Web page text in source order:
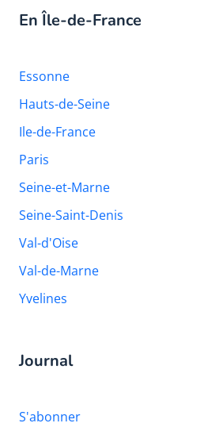
En Île-de-France
Essonne
Hauts-de-Seine
Ile-de-France
Paris
Seine-et-Marne
Seine-Saint-Denis
Val-d'Oise
Val-de-Marne
Yvelines
Journal
S'abonner